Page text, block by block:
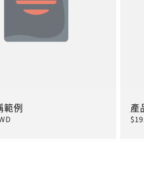
範例 產
定